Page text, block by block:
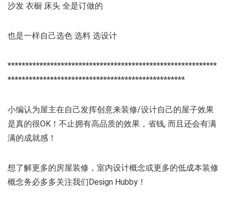
沙发 衣橱 床头 全是订做的
也是一样自己选色 选料 选设计
***********************************************************
**************************************************
小编认为屋主在自己发挥创意来装修/设计自己的屋子效果
是真的很OK！不止拥有高品质的效果，省钱, 而且还会有满
满的成就感！
想了解更多的房屋装修，室内设计概念或更多的低成本装修
概念务必多多关注我们Design Hubby！